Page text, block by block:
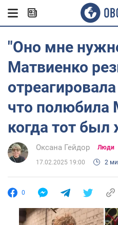
"Оно мне
Матвиенко
что полюбила
когда тот был
Оксана Гейдор Люди
17.02.2025 19:00 2
0